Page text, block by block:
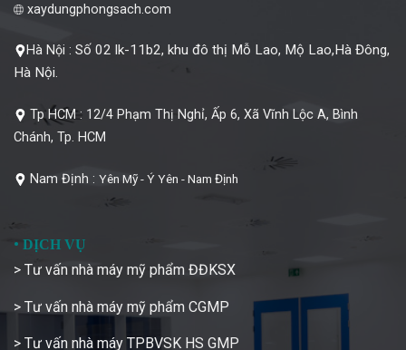
xaydungphongsach.com
Hà Nội : Số 02 lk-11b2, khu đô thị Mỗ Lao, Mộ Lao,Hà Đông,
Hà Nội.
Tp HCM : 12/4 Phạm Thị Nghỉ, Ấp 6, Xã Vĩnh Lộc A, Bình
Chánh, Tp. HCM
Nam Định : Yên Mỹ - Ý Yên - Nam Định
• DỊCH VỤ
> Tư vấn nhà máy mỹ phẩm ĐĐKSX
> Tư vấn nhà máy mỹ phẩm CGMP
> Tư vấn nhà máy TPBVSK HS GMP